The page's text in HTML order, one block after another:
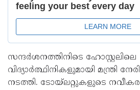
സന്ദർശനത്തിനിടെ ഹോസ്റ്റലിലെ
വിദ്യാർത്ഥിനികളുമായി മന്ത്രി
നടത്തി. ടോയ്ലറ്റുകളുടെ